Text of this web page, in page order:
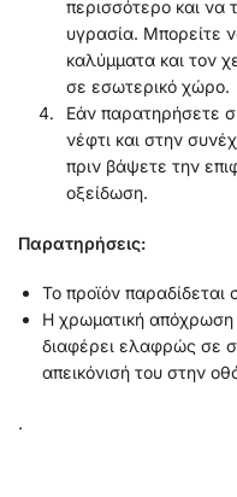
περισσότερο και να
υγρασία. Μπορείτε
καλύμματα και τον
σε εσωτερικό χώρο.
Εάν παρατηρήσετε
νέφτι και στην
πριν βάψετε την
οξείδωση.
Παρατηρήσεις:
Το προϊόν
Η χρωματική απόχρωση
διαφέρει ελαφρώς σε
απεικόνισή του στην
.